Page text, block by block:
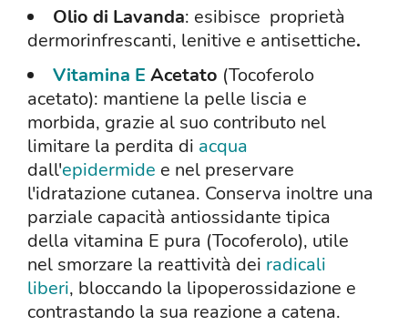
Olio di Lavanda: esibisce proprietà
dermorinfrescanti, lenitive e antisettiche.
Vitamina E Acetato (Tocoferolo
acetato): mantiene la pelle liscia e
morbida, grazie al suo contributo nel
limitare la perdita di acqua
dall'epidermide e nel preservare
l'idratazione cutanea. Conserva inoltre una
parziale capacità antiossidante tipica
della vitamina E pura (Tocoferolo), utile
nel smorzare la reattività dei radicali
liberi, bloccando la lipoperossidazione e
contrastando la sua reazione a catena.